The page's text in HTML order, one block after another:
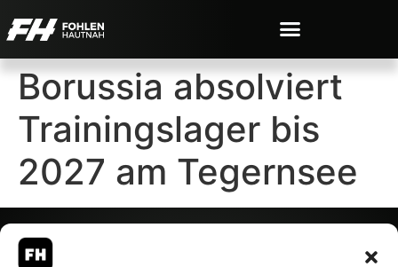
Borussia absolviert
Trainingslager bis
2027 am Tegernsee